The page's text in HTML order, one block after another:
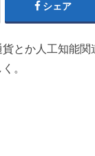
シェア
とか人工知能関
。